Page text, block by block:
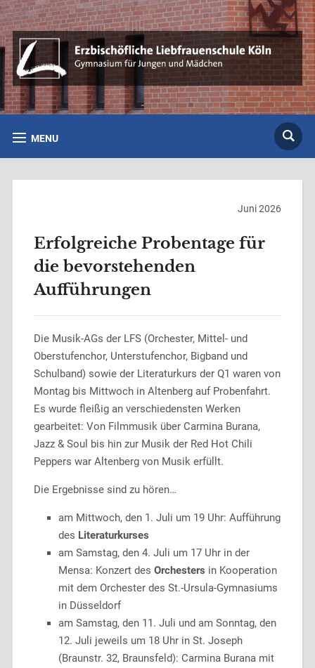
MENU
Juni 2026
Erfolgreiche Probentage für
die bevorstehenden
Aufführungen
Die Musik-AGs der LFS (Orchester, Mittel- und
Oberstufenchor, Unterstufenchor, Bigband und
Schulband) sowie der Literaturkurs der Q1 waren von
Montag bis Mittwoch in Altenberg auf Probenfahrt.
Es wurde fleißig an verschiedensten Werken
gearbeitet: Von Filmmusik über Carmina Burana,
Jazz & Soul bis hin zur Musik der Red Hot Chili
Peppers war Altenberg von Musik erfüllt.
Die Ergebnisse sind zu hören…
am Mittwoch, den 1. Juli um 19 Uhr: Aufführung
des Literaturkurses
am Samstag, den 4. Juli um 17 Uhr in der
Mensa: Konzert des Orchesters in Kooperation
mit dem Orchester des St.-Ursula-Gymnasiums
in Düsseldorf
am Samstag, den 11. Juli und am Sonntag, den
12. Juli jeweils um 18 Uhr in St. Joseph
(Braunstr. 32, Braunsfeld): Carmina Burana mit